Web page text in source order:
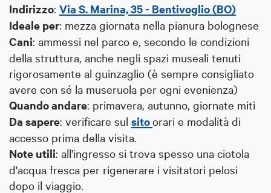
Indirizzo: Via S. Marina, 35 - Bentivoglio (BO)
Ideale per: mezza giornata nella pianura bolognese
Cani: ammessi nel parco e, secondo le condizioni
della struttura, anche negli spazi museali tenuti
rigorosamente al guinzaglio (è sempre consigliato
avere con sé la museruola per ogni evenienza)
Quando andare: primavera, autunno, giornate miti
Da sapere: verificare sul sitoorari e modalità di
accesso prima della visita.
Note utili: all'ingresso si trova spesso una ciotola
d'acqua fresca per rigenerare i visitatori pelosi
dopo il viaggio.